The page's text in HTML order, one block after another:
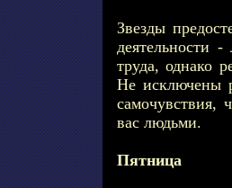
Звезды
деятельности
труда, однако
Не исключены
вас людьми.
Пятница